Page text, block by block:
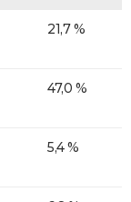
21,7 %
47,0 %
5,4 %